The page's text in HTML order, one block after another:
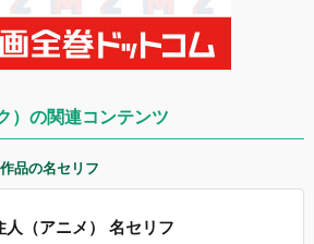
）の関連コンテンツ
品の名セリフ
人（アニメ） 名セリフ